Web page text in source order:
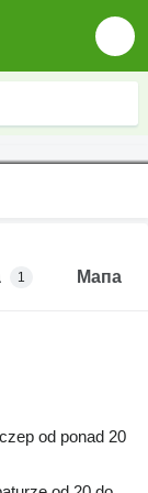
1 Мапа
od ponad 20